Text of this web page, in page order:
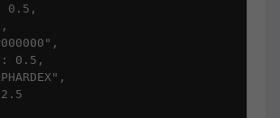
0.5,
0.5,